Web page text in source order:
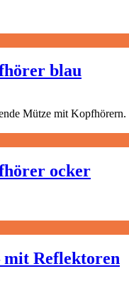
blau
ocker
mit Reflektoren